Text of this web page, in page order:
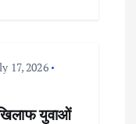
17, 2026
युवाओं